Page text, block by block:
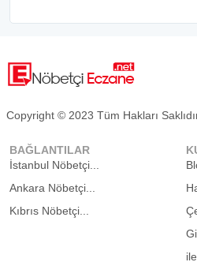
Copyright © 2023 Tüm Hakları
BAĞLANTILAR
İstanbul Nöbetçi...
Ankara Nöbetçi...
Kıbrıs Nöbetçi...